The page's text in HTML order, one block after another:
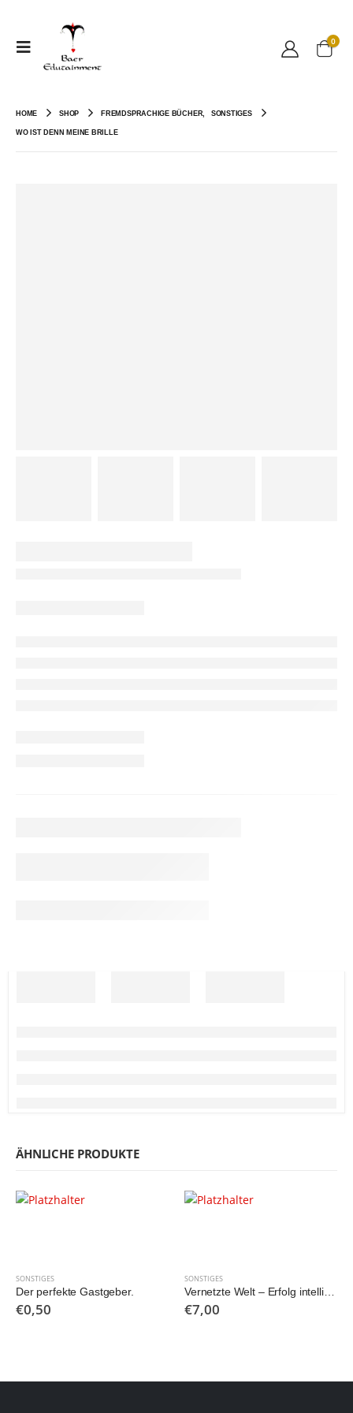
0
HOME SHOP FREMDSPRACHIGE BÜCHER, SONSTIGES
WO IST DENN MEINE BRILLE
ÄHNLICHE PRODUKTE
SONSTIGES
Der perfekte Gastgeber.
€0,50
SONSTIGES
Vernetzte Welt – Erfolg intelligenter Systeme
€7,00